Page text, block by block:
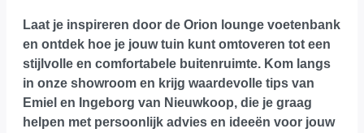
Laat je inspireren door de Orion lounge voetenbank
en ontdek hoe je jouw tuin kunt omtoveren tot een
stijlvolle en comfortabele buitenruimte. Kom langs
in onze showroom en krijg waardevolle tips van
Emiel en Ingeborg van Nieuwkoop, die je graag
helpen met persoonlijk advies en ideeën voor jouw